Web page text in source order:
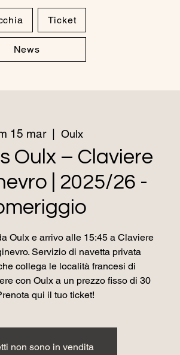
Ticket
News
15 mar
  |
Oulx
Oulx – Claviere
| 2025/26 -
Oulx e arrivo alle 15:45 a Claviere
Servizio di navetta privata
collega le località francesi di
con Oulx a un prezzo fisso di 30
qui il tuo ticket!
non sono in vendita